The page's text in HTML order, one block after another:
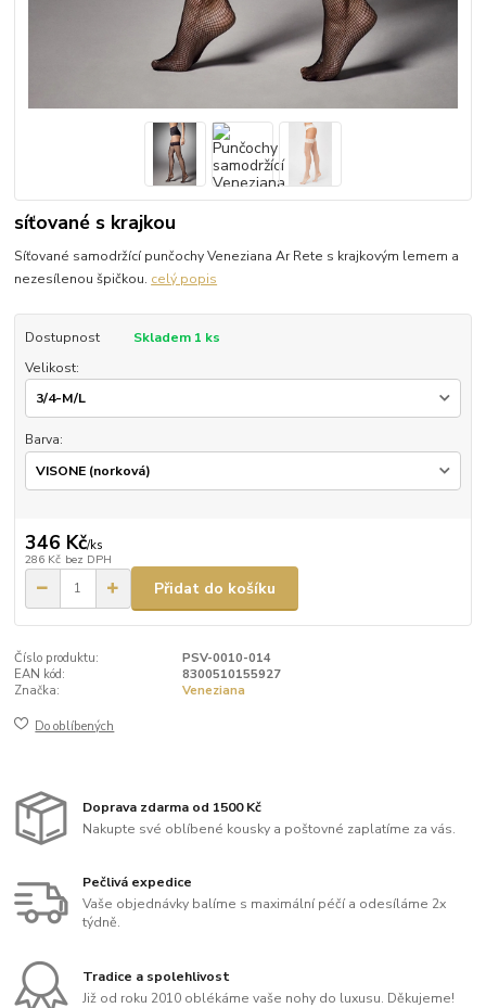
síťované s krajkou
Síťované samodržící punčochy Veneziana Ar Rete s krajkovým lemem a
nezesílenou špičkou. celý popis
Dostupnost
Skladem 1 ks
Velikost:
Barva:
346 Kč/ks
286 Kč bez DPH
Přidat do košíku
Číslo produktu:
PSV-0010-014
EAN kód:
8300510155927
Značka:
Veneziana
Do oblíbených
Doprava zdarma od 1500 Kč
Nakupte své oblíbené kousky a poštovné zaplatíme za vás.
Pečlivá expedice
Vaše objednávky balíme s maximální péčí a odesíláme 2x
týdně.
Tradice a spolehlivost
Již od roku 2010 oblékáme vaše nohy do luxusu. Děkujeme!